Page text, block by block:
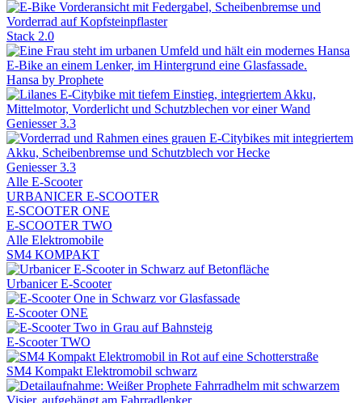
Stack 2.0
Hansa by Prophete
Geniesser 3.3
Geniesser 3.3
Alle E-Scooter
URBANICER E-SCOOTER
E-SCOOTER ONE
E-SCOOTER TWO
Alle Elektromobile
SM4 KOMPAKT
Urbanicer E-Scooter
E-Scooter ONE
E-Scooter TWO
SM4 Kompakt Elektromobil schwarz